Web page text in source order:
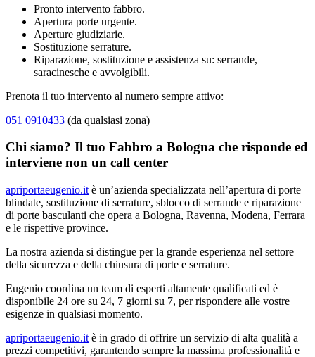
Pronto intervento fabbro.
Apertura porte urgente.
Aperture giudiziarie.
Sostituzione serrature.
Riparazione, sostituzione e assistenza su: serrande,
saracinesche e avvolgibili.
Prenota il tuo intervento al numero sempre attivo:
051 0910433 (da qualsiasi zona)
Chi siamo? Il tuo Fabbro a Bologna che risponde ed
interviene non un call center
apriportaeugenio.it è un’azienda specializzata nell’apertura di porte
blindate, sostituzione di serrature, sblocco di serrande e riparazione
di porte basculanti che opera a Bologna, Ravenna, Modena, Ferrara
e le rispettive province.
La nostra azienda si distingue per la grande esperienza nel settore
della sicurezza e della chiusura di porte e serrature.
Eugenio coordina un team di esperti altamente qualificati ed è
disponibile 24 ore su 24, 7 giorni su 7, per rispondere alle vostre
esigenze in qualsiasi momento.
apriportaeugenio.it è in grado di offrire un servizio di alta qualità a
prezzi competitivi, garantendo sempre la massima professionalità e